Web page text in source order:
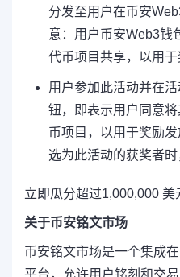
分发至用户在币安
意：用户币安Web3钱
代币项目共享，以用于
用户参加此活动并在
钮，即表示用户同意
币项目，以用于奖励
选为此活动的获奖者时
立即瓜分超过1,000,000 美
关于币安铭文市场
币安铭文市场是一个集成